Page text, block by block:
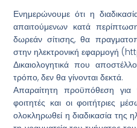
Ενημερώνουμε ότι η
απαιτούμενων κατά
δωρεάν σίτισης, θα
στην ηλεκτρονική εφαρμογή
Δικαιολογητικά που
τρόπο, δεν θα γίνονται δεκτά.
Απαραίτητη προϋπόθεση για
φοιτητές και οι φοιτήτριες
ολοκληρωθεί η διαδικασία της